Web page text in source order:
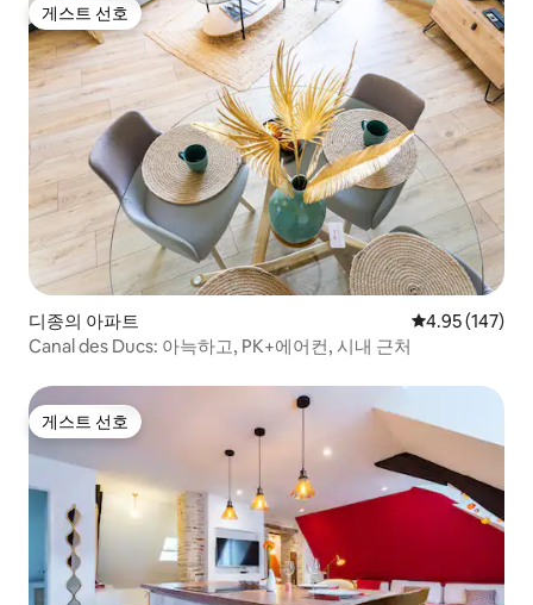
게스트 선호
게스트 선호
디종의 아파트 평점 4.95점(5
4.95 (147)
Canal des Ducs: 아늑하고, PK+에어컨, 시내 근처
게스트 선호
게스트 선호